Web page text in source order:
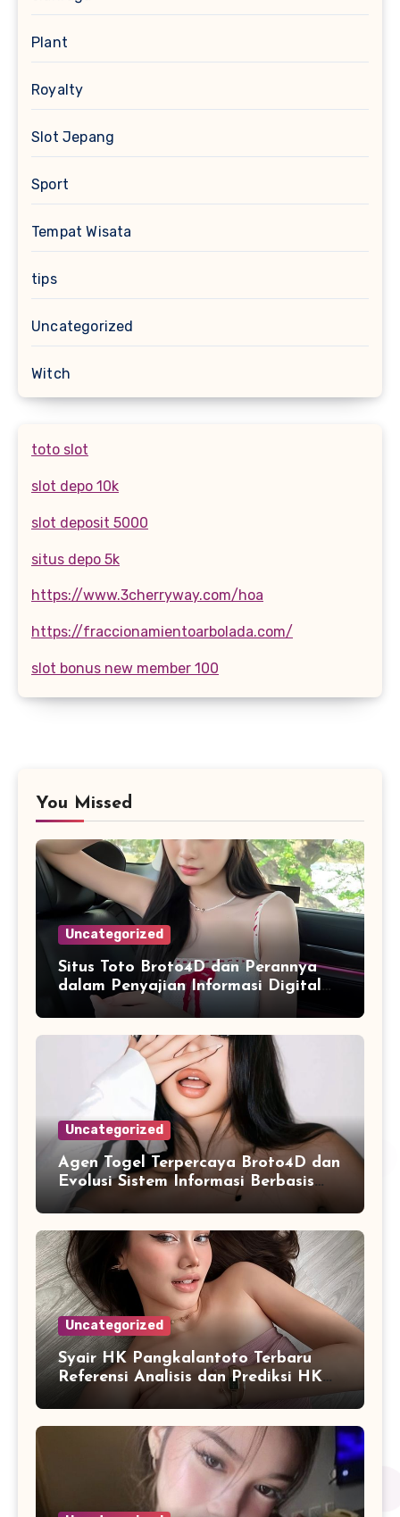
Plant
Royalty
Slot Jepang
Sport
Tempat Wisata
tips
Uncategorized
Witch
toto slot
slot depo 10k
slot deposit 5000
situs depo 5k
https://www.3cherryway.com/hoa
https://fraccionamientoarbolada.com/
slot bonus new member 100
You Missed
Uncategorized
Situs Toto Broto4D dan Perannya
dalam Penyajian Informasi Digital
yang Praktis
Uncategorized
Agen Togel Terpercaya Broto4D dan
Evolusi Sistem Informasi Berbasis
Platform Online
Uncategorized
Syair HK Pangkalantoto Terbaru
Referensi Analisis dan Prediksi HK